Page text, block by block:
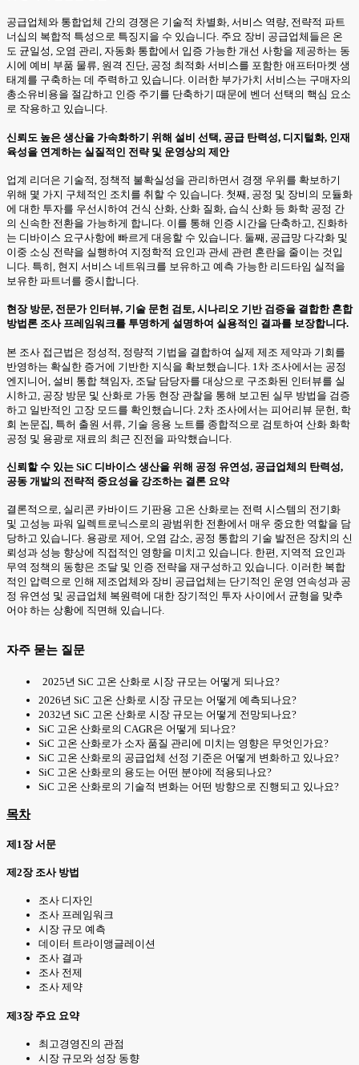
공급업체와 통합업체 간의 경쟁은 기술적 차별화, 서비스 역량, 전략적 파트
너십의 복합적 특성으로 특징지을 수 있습니다. 주요 장비 공급업체들은 온
도 균일성, 오염 관리, 자동화 통합에서 입증 가능한 개선 사항을 제공하는 동
시에 예비 부품 물류, 원격 진단, 공정 최적화 서비스를 포함한 애프터마켓 생
태계를 구축하는 데 주력하고 있습니다. 이러한 부가가치 서비스는 구매자의
총소유비용을 절감하고 인증 주기를 단축하기 때문에 벤더 선택의 핵심 요소
로 작용하고 있습니다.
신뢰도 높은 생산을 가속화하기 위해 설비 선택, 공급 탄력성, 디지털화, 인재
육성을 연계하는 실질적인 전략 및 운영상의 제안
업계 리더은 기술적, 정책적 불확실성을 관리하면서 경쟁 우위를 확보하기
위해 몇 가지 구체적인 조치를 취할 수 있습니다. 첫째, 공정 및 장비의 모듈화
에 대한 투자를 우선시하여 건식 산화, 산화 질화, 습식 산화 등 화학 공정 간
의 신속한 전환을 가능하게 합니다. 이를 통해 인증 시간을 단축하고, 진화하
는 디바이스 요구사항에 빠르게 대응할 수 있습니다. 둘째, 공급망 다각화 및
이중 소싱 전략을 실행하여 지정학적 요인과 관세 관련 혼란을 줄이는 것입
니다. 특히, 현지 서비스 네트워크를 보유하고 예측 가능한 리드타임 실적을
보유한 파트너를 중시합니다.
현장 방문, 전문가 인터뷰, 기술 문헌 검토, 시나리오 기반 검증을 결합한 혼합
방법론 조사 프레임워크를 투명하게 설명하여 실용적인 결과를 보장합니다.
본 조사 접근법은 정성적, 정량적 기법을 결합하여 실제 제조 제약과 기회를
반영하는 확실한 증거에 기반한 지식을 확보했습니다. 1차 조사에서는 공정
엔지니어, 설비 통합 책임자, 조달 담당자를 대상으로 구조화된 인터뷰를 실
시하고, 공장 방문 및 산화로 가동 현장 관찰을 통해 보고된 실무 방법을 검증
하고 일반적인 고장 모드를 확인했습니다. 2차 조사에서는 피어리뷰 문헌, 학
회 논문집, 특허 출원 서류, 기술 응용 노트를 종합적으로 검토하여 산화 화학
공정 및 용광로 재료의 최근 진전을 파악했습니다.
신뢰할 수 있는 SiC 디바이스 생산을 위해 공정 유연성, 공급업체의 탄력성,
공동 개발의 전략적 중요성을 강조하는 결론 요약
결론적으로, 실리콘 카바이드 기판용 고온 산화로는 전력 시스템의 전기화
및 고성능 파워 일렉트로닉스로의 광범위한 전환에서 매우 중요한 역할을 담
당하고 있습니다. 용광로 제어, 오염 감소, 공정 통합의 기술 발전은 장치의 신
뢰성과 성능 향상에 직접적인 영향을 미치고 있습니다. 한편, 지역적 요인과
무역 정책의 동향은 조달 및 인증 전략을 재구성하고 있습니다. 이러한 복합
적인 압력으로 인해 제조업체와 장비 공급업체는 단기적인 운영 연속성과 공
정 유연성 및 공급업체 복원력에 대한 장기적인 투자 사이에서 균형을 맞추
어야 하는 상황에 직면해 있습니다.
자주 묻는 질문
2025년 SiC 고온 산화로 시장 규모는 어떻게 되나요?
2026년 SiC 고온 산화로 시장 규모는 어떻게 예측되나요?
2032년 SiC 고온 산화로 시장 규모는 어떻게 전망되나요?
SiC 고온 산화로의 CAGR은 어떻게 되나요?
SiC 고온 산화로가 소자 품질 관리에 미치는 영향은 무엇인가요?
SiC 고온 산화로의 공급업체 선정 기준은 어떻게 변화하고 있나요?
SiC 고온 산화로의 용도는 어떤 분야에 적용되나요?
SiC 고온 산화로의 기술적 변화는 어떤 방향으로 진행되고 있나요?
목차
제1장 서문
제2장 조사 방법
조사 디자인
조사 프레임워크
시장 규모 예측
데이터 트라이앵글레이션
조사 결과
조사 전제
조사 제약
제3장 주요 요약
최고경영진의 관점
시장 규모와 성장 동향